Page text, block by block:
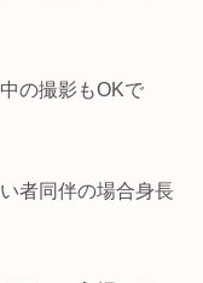
の撮影もOKで
者同伴の場合身長